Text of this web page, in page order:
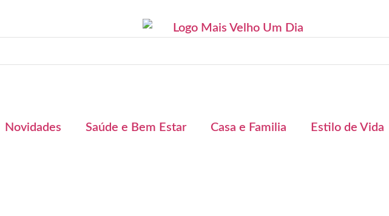
Novidades Saúde e Bem Estar Casa e Familia Estilo de Vida